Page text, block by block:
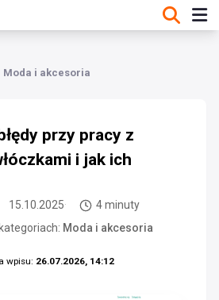
Moda i akcesoria
przy pracy z
i jak ich
15.10.2025
4 minuty
Moda i akcesoria
wpisu: 26.07.2026, 14:12